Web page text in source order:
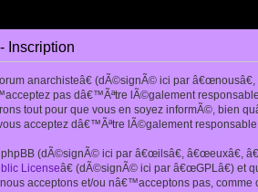
Inscription
anarchisteâ€ (dÃ©signÃ© ici par
pas dâ€™Ãªtre lÃ©galement
tout pour que vous en soyez informÃ©, bien
acceptez dâ€™Ãªtre lÃ©galement
(dÃ©signÃ© ici par â€œilsâ€, â€œeuxâ€,
Licenseâ€ (dÃ©signÃ© ici par â€œGPLâ€) et
acceptons et/ou nâ€™acceptons pas,